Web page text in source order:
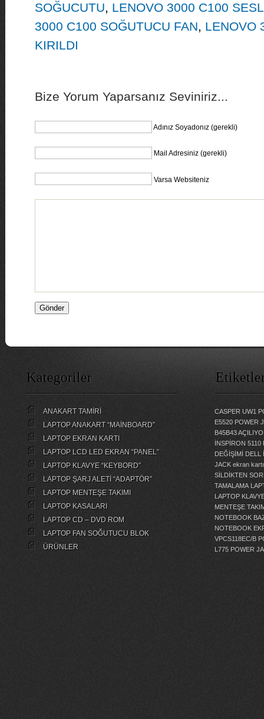
SOĞUCUTU, LENOVO 3000 C100
3000 C100 SOĞUTUCU FAN, LENOVO
KIRILDI
Bize Yorum Yaparsanız Seviniriz...
Adınız Soyadonız (gerekli)
Mail Adresiniz (gerekli)
Varsa Websiteniz
Kategoriler
ANAKART TAMİRİ
LAPTOP ANAKART “MAİNBOARD”
LAPTOP EKRAN KARTI
LAPTOP LCD LED EKRAN “PANEL”
LAPTOP KLAVYE “KEYBORD”
LAPTOP ŞARJ ALETİ “ADAPTÖR”
LAPTOP MENTEŞE TAKIMI
LAPTOP KASALARI
LAPTOP CD – DVD ROM
LAPTOP FAN SOĞUTUCU BLOK
ÜRÜNLER
CASPER UW1
E5520 POWER
B45B43
İNSPİRON
DEĞİŞİMİ
DELL
JACK ekran
SİLDİKTEN
TAMALAMA
LAPTOP
MENTEŞE
NOTEBOOK
NOTEBOOK
VPCS118EC/B
L775 POWER